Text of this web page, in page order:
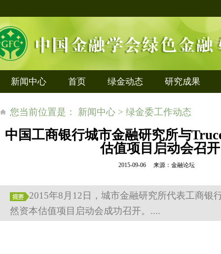
新闻中心 首页 绿金动态 研究成果
您当前位置是： 新闻中心 > 绿金委工作动态
中国工商银行城市金融研究所与
估值项目启动会召开
2015-09-06 来源：金融论坛
2015年8月12日，城市金融研究所代表工商银
然资本估值项目启动会成功召开。....